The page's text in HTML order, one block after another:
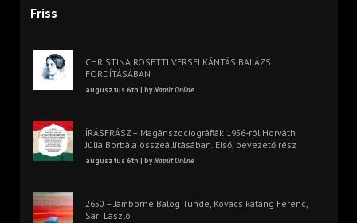
Friss
CHRISTINA ROSETTI VERSEI KÁNTÁS BALÁZS
FORDÍTÁSÁBAN
augusztus 6th | byNapút Online
ÍRÁSFRÁSZ – Magánszociográfiák 1956-ról Horváth
Júlia Borbála összeállításában. Első, bevezető rész
augusztus 6th | byNapút Online
2650 – Jámborné Balog Tünde, Kovács katáng Ferenc,
Sári László